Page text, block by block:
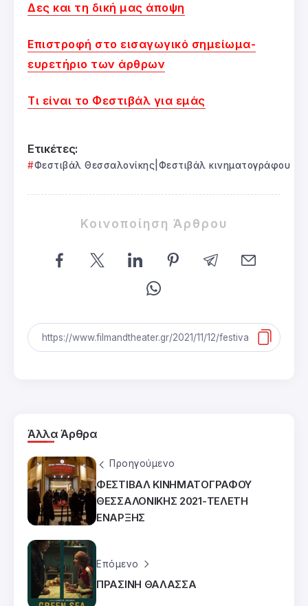
Δες και τη δική μας άποψη
Επιστροφή στο εισαγωγικό σημείωμα-
ευρετήριο των άρθρων
Τι είναι το Φεστιβάλ για εμάς
Ετικέτες:
Φεστιβάλ Θεσσαλονίκης|Φεστιβάλ κινηματογράφου
Κοινοποίηση Άρθρου
Άλλα Άρθρα
Προηγούμενο
ΦΕΣΤΙΒΑΛ ΚΙΝΗΜΑΤΟΓΡΑΦΟΥ
ΘΕΣΣΑΛΟΝΙΚΗΣ 2021-ΤΕΛΕΤΗ
ΕΝΑΡΞΗΣ
Επόμενο
ΠΡΑΣΙΝΗ ΘΑΛΑΣΣΑ